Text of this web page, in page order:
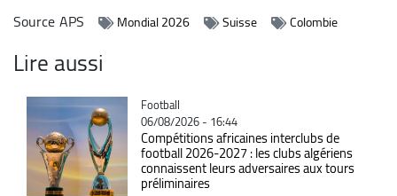
SourceAPS Mondial 2026 Suisse Colombie
Lire aussi
Catégorie
Football
06/08/2026 - 16:44
Compétitions africaines interclubs de
football 2026-2027 : les clubs algériens
connaissent leurs adversaires aux tours
préliminaires